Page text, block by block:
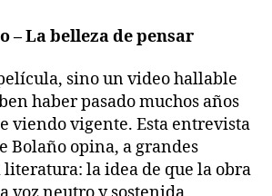
– La belleza de pensar
sino un video hallable
haber pasado muchos años
viendo vigente. Esta entrevista
Bolaño opina, a grandes
literatura: la idea de que la obra